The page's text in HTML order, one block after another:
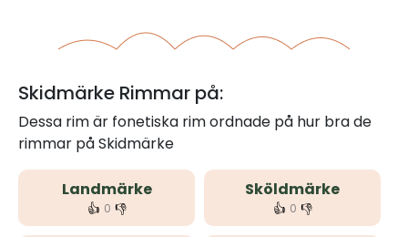
Skidmärke Rimmar på:
Dessa rim är fonetiska rim ordnade på hur bra de
rimmar på Skidmärke
Landmärke
👍 0 👎
Sköldmärke
👍 0 👎